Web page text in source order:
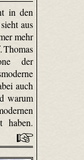
in den
aus
mehr
der
auch
warum
haben.